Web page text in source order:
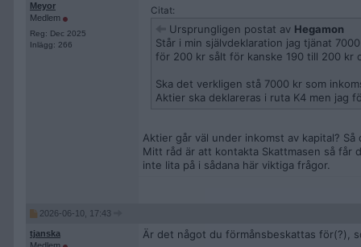
Meyor
Medlem
Reg: Dec 2025
Inlägg: 266
Citat:
Ursprungligen postat av Hegamon
Står i min självdeklaration jag tjänat
för 200 kr sålt för kanske 190 till 200 kr
Ska det verkligen stå 7000 kr som
Aktier ska deklareras i ruta K4 men jag
Aktier går väl under inkomst av kapital?
Mitt råd är att kontakta Skattmasen så får
inte lita på i sådana här viktiga frågor.
2026-06-10, 17:43
tjanska
Är det något du förmånsbeskattas för(?),